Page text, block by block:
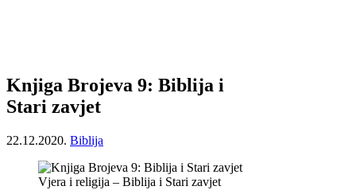
Knjiga Brojeva 9: Biblija i
Stari zavjet
22.12.2020. Biblija
Vjera i religija – Biblija i Stari zavjet